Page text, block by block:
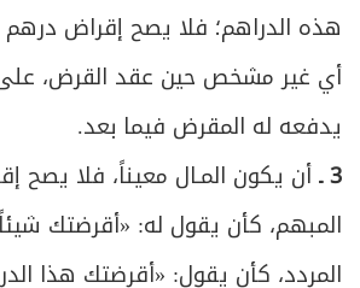
هذه الدراهم؛ فلا يصح إقراض
أي غير مشخص حين عقد القرض،
يدفعه له المقرض فيما بعد.
3 ـ أن يكون المـال معيناً، فلا يصح
المبهم، كأن يقول له: «أقرضتك
المردد، كأن يقول: «أقرضتك هذا
215 العمل المصرفي
ص
225
المقصد الثالث: في مسؤولية
بيده من مال الغير
ص 232 الباب الأول: في الوديعة
233 المبحث الأول: في عقد الوديعة